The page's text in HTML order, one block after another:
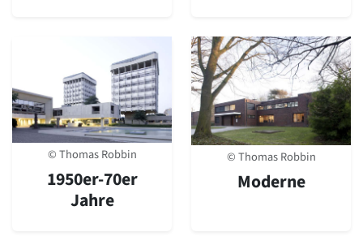
Suchbegriff eingeben
© Thomas Robbin
1950er-70er
Jahre
© Thomas Robbin
Moderne